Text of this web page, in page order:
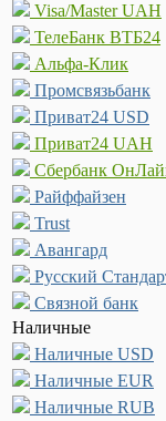
Visa/Master UAH
ТелеБанк ВТБ24
Альфа-Клик
Промсвязьбанк
Приват24 USD
Приват24 UAH
Сбербанк
Райффайзен
Trust
Авангард
Русский
Связной банк
Наличные
Наличные USD
Наличные EUR
Наличные RUB